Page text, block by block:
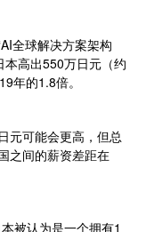
全球解决方案架构
本高出550万日元（约
年的1.8倍。
元可能会更高，但总
之间的薪资差距在
被认为是一个拥有1